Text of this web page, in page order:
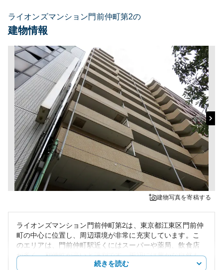
ライオンズマンション門前仲町第2の
建物情報
建物写真を寄稿する
ライオンズマンション門前仲町第2は、東京都江東区門前仲
町の中心に位置し、周辺環境が非常に充実しています。こ
のエリアは、門前仲町駅近くにはスーパーや薬局、飲食店
が多く、利便性が高いと評判です。周辺には豊かな自然も
あり、住環境として非常によく整っています。外観は典型
続きを読む